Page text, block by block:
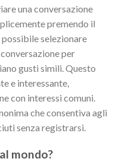
una conversazione
premendo il
possibile selezionare
per
gusti simili. Questo
e interessante,
con interessi comuni.
che consentiva agli
senza registrarsi.
mondo?